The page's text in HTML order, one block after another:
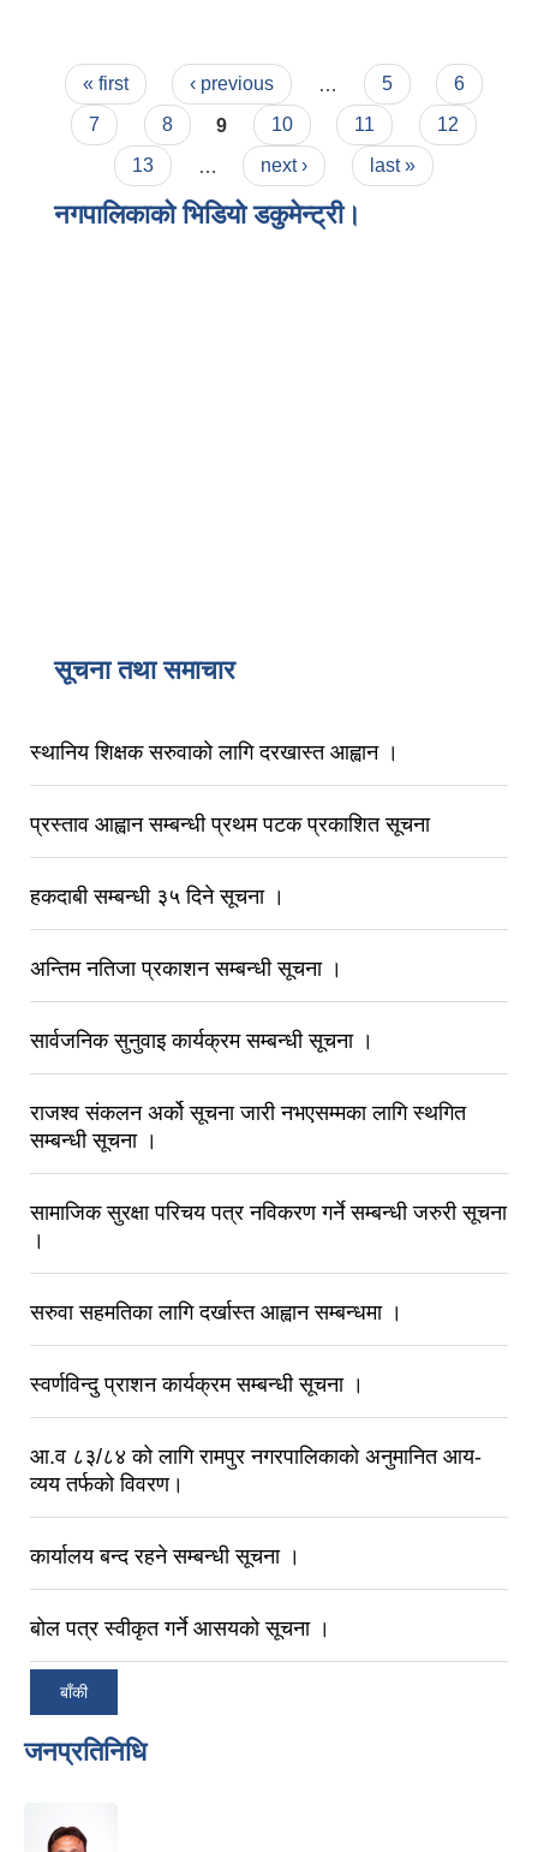
Pages
« first ‹ previous 5
6
7
8 9 10 11
12
13
next › last »
नगपालिकाको भिडियो डकुमेन्ट्री।
सूचना तथा समाचार
स्थानिय शिक्षक सरुवाको लागि दरखास्त आह्वान ।
प्रस्ताव आह्वान सम्बन्धी प्रथम पटक प्रकाशित सूचना
हकदाबी सम्बन्धी ३५ दिने सूचना ।
अन्तिम नतिजा प्रकाशन सम्बन्धी सूचना ।
सार्वजनिक सुनुवाइ कार्यक्रम सम्बन्धी सूचना ।
राजश्व संकलन अर्को सूचना जारी नभएसम्मका लागि स्थगित
सम्बन्धी सूचना ।
सामाजिक सुरक्षा परिचय पत्र नविकरण गर्ने सम्बन्धी जरुरी सूचना
।
सरुवा सहमतिका लागि दर्खास्त आह्वान सम्बन्धमा ।
स्वर्णविन्दु प्राशन कार्यक्रम सम्बन्धी सूचना ।
आ.व ८३/८‍४ को लागि रामपुर नगरपालिकाको अनुमानित आय-
व्यय तर्फको विवरण।
कार्यालय बन्द रहने सम्बन्धी सूचना ।
बोल पत्र स्वीकृत गर्ने आसयको सूचना ।
बाँकी
जनप्रतिनिधि